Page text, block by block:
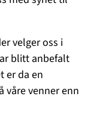
velger oss i
blitt anbefalt
er da en
våre venner enn